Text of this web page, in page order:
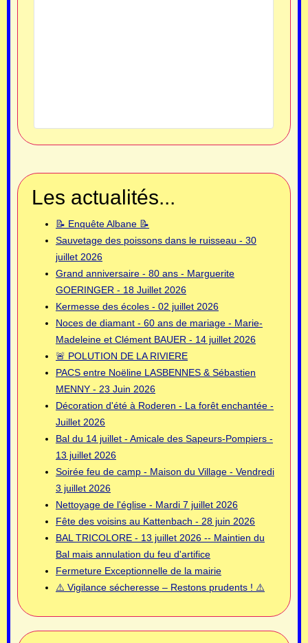
Les actualités...
📝 Enquête Albane 📝
Sauvetage des poissons dans le ruisseau - 30
juillet 2026
Grand anniversaire - 80 ans - Marguerite
GOERINGER - 18 Juillet 2026
Kermesse des écoles - 02 juillet 2026
Noces de diamant - 60 ans de mariage - Marie-
Madeleine et Clément BAUER - 14 juillet 2026
🚨 POLUTION DE LA RIVIERE
PACS entre Noëline LASBENNES & Sébastien
MENNY - 23 Juin 2026
Décoration d'été à Roderen - La forêt enchantée -
Juillet 2026
Bal du 14 juillet - Amicale des Sapeurs-Pompiers -
13 juillet 2026
Soirée feu de camp - Maison du Village - Vendredi
3 juillet 2026
Nettoyage de l'église - Mardi 7 juillet 2026
Fête des voisins au Kattenbach - 28 juin 2026
BAL TRICOLORE - 13 juillet 2026 -- Maintien du
Bal mais annulation du feu d'artifice
Fermeture Exceptionnelle de la mairie
⚠️ Vigilance sécheresse – Restons prudents ! ⚠️